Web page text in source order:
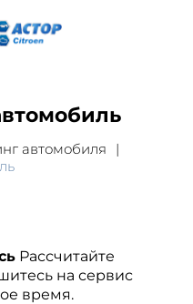
автомобиля
Рассчитайте
на сервис
время.